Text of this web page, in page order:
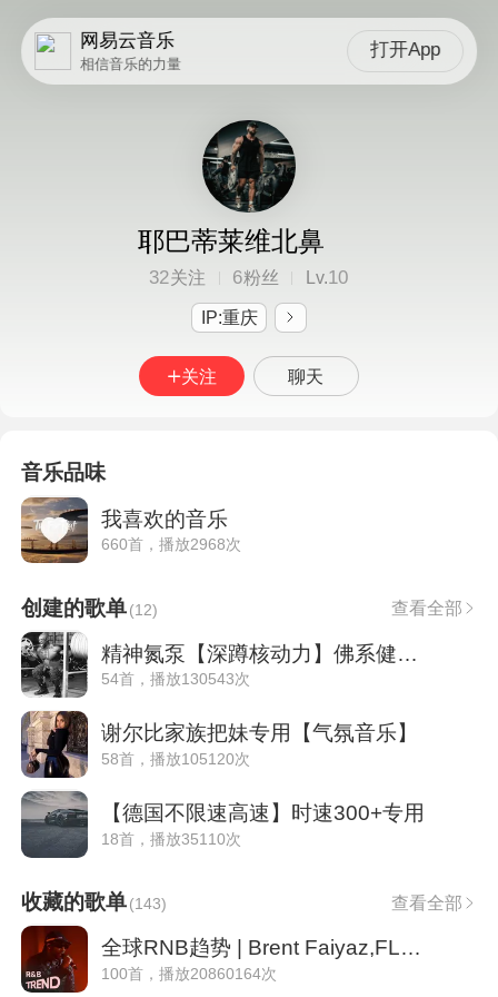
网易云音乐
相信音乐的力量
打开App
耶巴蒂莱维北鼻
32关注 6粉丝 Lv.10
IP:重庆
关注 聊天
音乐品味
我喜欢的音乐
660首，播放2968次
创建的歌单(12) 查看全部
精神氮泵【深蹲核动力】佛系健身勿点
54首，播放130543次
谢尔比家族把妹专用【气氛音乐】
58首，播放105120次
【德国不限速高速】时速300+专用
18首，播放35110次
收藏的歌单(143) 查看全部
全球RNB趋势 | Brent Faiyaz,FLO等热歌合集
100首，播放20860164次